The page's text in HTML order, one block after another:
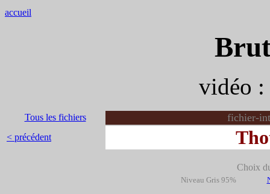
accueil
vidéo :
Tous les fichiers fichier-
< précédent
Choix
Niveau Gris 95%